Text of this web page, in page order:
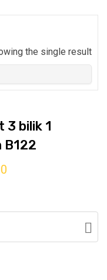
the single result
3 bilik 1
B122